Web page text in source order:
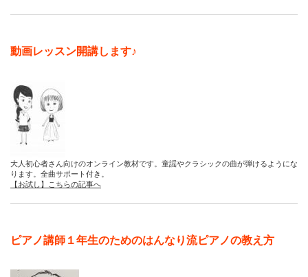
動画レッスン開講します♪
大人初心者さん向けのオンライン教材です。童謡やクラシックの曲が弾けるようにな
ります。全曲サポート付き。
【お試し】こちらの記事へ
ピアノ講師１年生のためのはんなり流ピアノの教え方